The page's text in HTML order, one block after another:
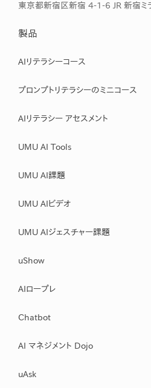
東京都新宿区新宿 4-1-6 JR 新宿ミ
製品
AIリテラシーコース
プロンプトリテラシーのミニコース
AIリテラシー アセスメント
UMU AI Tools
UMU AI課題
UMU AIビデオ
UMU AIジェスチャー課題
uShow
AIロープレ
Chatbot
AI マネジメント Dojo
uAsk